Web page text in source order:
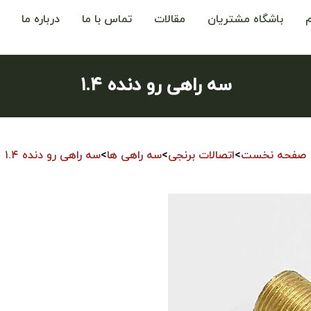
باشگاه مشتریان مقالات تماس با ما درباره ما
سه راهی رو دنده ۱.۴
صفحه نخست>اتصالات برنجی>سه راهی ها>سه راهی رو دنده ۱.۴